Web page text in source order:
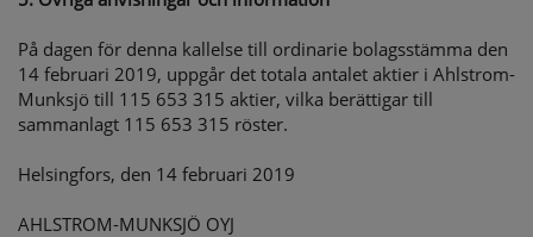
På dagen för denna kallelse till ordinarie bolagsstämma den
14 februari 2019, uppgår det totala antalet aktier i Ahlstrom-
Munksjö till 115 653 315 aktier, vilka berättigar till
sammanlagt 115 653 315 röster.
Helsingfors, den 14 februari 2019
AHLSTROM-MUNKSJÖ OYJ